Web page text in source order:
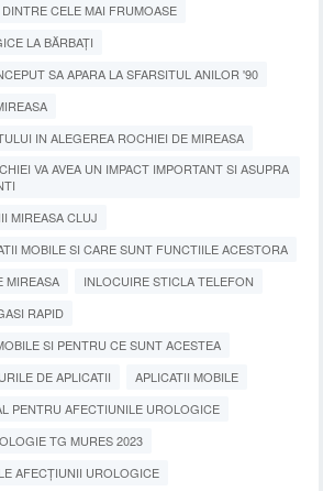
CELE MAI FRUMOASE
LA BĂRBAȚI
SA APARA LA SFARSITUL ANILOR '90
IN ALEGEREA ROCHIEI DE MIREASA
VA AVEA UN IMPACT IMPORTANT SI ASUPRA
MIREASA CLUJ
MOBILE SI CARE SUNT FUNCTIILE ACESTORA
MIREASA
INLOCUIRE STICLA TELEFON
RAPID
SI PENTRU CE SUNT ACESTEA
DE APLICATII
APLICATII MOBILE
PENTRU AFECTIUNILE UROLOGICE
TG MURES 2023
AFECȚIUNII UROLOGICE